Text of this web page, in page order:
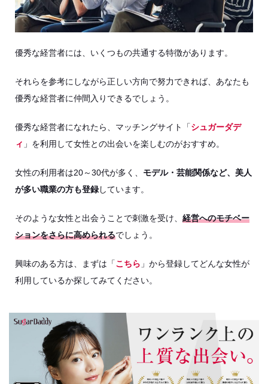
優秀な経営者には、いくつもの共通する特徴があります。
それらを参考にしながら正しい方向で努力できれば、あなたも
優秀な経営者に仲間入りできるでしょう。
優秀な経営者になれたら、マッチングサイト「シュガーダデ
ィ 」を利用して女性との出会いを楽しむのがおすすめ。
女性の利用者は20～30代が多く、 モデル・芸能関係など、美人
が多い職業の方も登録しています。
そのような女性と出会うことで刺激を受け、 経営へのモチベー
ションをさらに高められるでしょう。
興味のある方は、まずは「こちら 」から登録してどんな女性が
利用しているか探してみてください。